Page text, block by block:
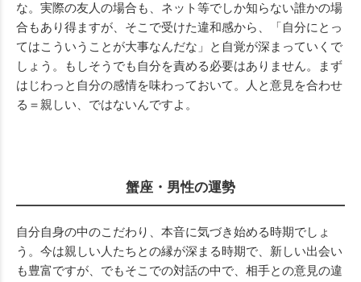
な。実際の友人の場合も、ネット等でしか知らない誰かの場
合もあり得ますが、そこで受けた違和感から、「自分にとっ
てはこういうことが大事なんだな」と自覚が深まっていくで
しょう。もしそうでも自分を責める必要はありません。まず
はじわっと自分の感情を味わっておいて。人と意見を合わせ
る＝親しい、ではないんですよ。
蟹座・男性の運勢
自分自身の中のこだわり、本音に気づき始める時期でしょ
う。今は親しい人たちとの縁が深まる時期で、新しい出会い
も豊富ですが、でもそこでの対話の中で、相手との意見の違